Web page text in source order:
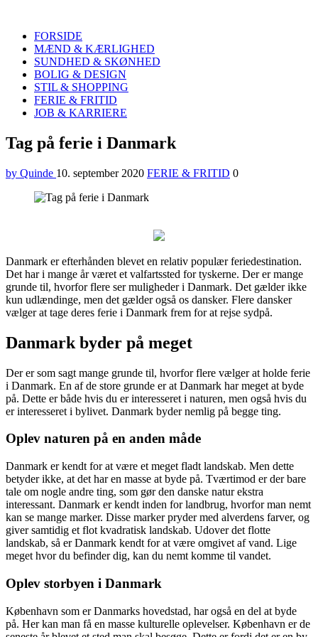
FORSIDE
MÆND & KÆRLIGHED
SUNDHED & SKØNHED
BOLIG & DESIGN
STIL & SHOPPING
FERIE & FRITID
JOB & KARRIERE
Menu
Tag på ferie i Danmark
by Quinde 10. september 2020 FERIE & FRITID 0
Danmark er efterhånden blevet en relativ populær feriedestination.
Det har i mange år været et valfartssted for tyskerne. Der er mange
grunde til, hvorfor flere ser muligheder i Danmark. Det gælder ikke
kun udlændinge, men det gælder også os dansker. Flere dansker
vælger at tage deres ferie i Danmark frem for at rejse sydpå.
Danmark byder på meget
Der er som sagt mange grunde til, hvorfor flere vælger at holde ferie
i Danmark. En af de store grunde er at Danmark har meget at byde
på. Dette er både hvis du er interesseret i naturen, men også hvis du
er interesseret i bylivet. Danmark byder nemlig på begge ting.
Oplev naturen på en anden måde
Danmark er kendt for at være et meget fladt landskab. Men dette
betyder ikke, at det har en masse at byde på. Tværtimod er der bare
tale om nogle andre ting, som gør den danske natur ekstra
interessant. Danmark er kendt inden for landbrug, hvorfor man nemt
kan se mange marker. Disse marker pryder med alverdens farver, og
giver samtidig et flot kvadratisk landskab. Udover det flotte
landskab, så er Danmark kendt for at være omgivet af vand. Lige
meget hvor du befinder dig, kan du nemt komme til vandet.
Oplev storbyen i Danmark
København som er Danmarks hovedstad, har også en del at byde
på. Her kan man få en masse kulturelle oplevelser. København er de